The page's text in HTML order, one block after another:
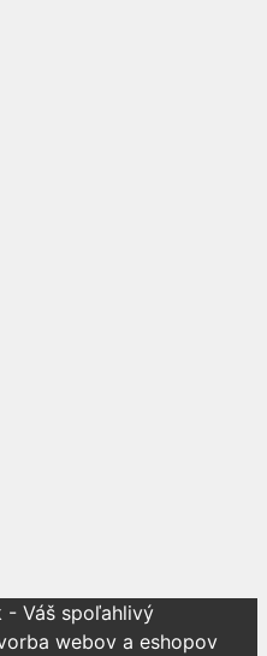
Váš spoľahlivý
webov a eshopov